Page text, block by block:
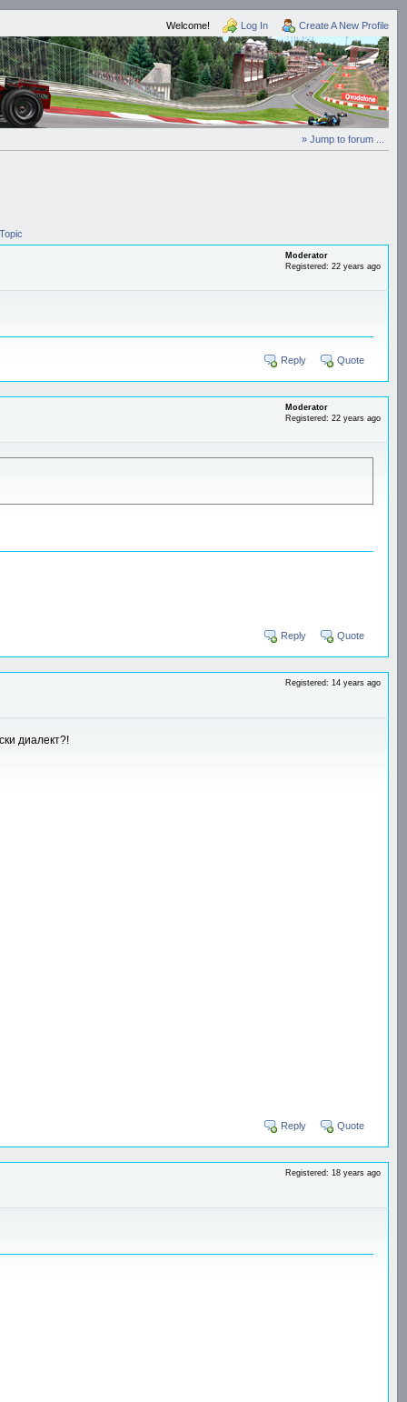
Welcome! Log In Create A New Profile
» Jump to forum ...
Moderator
Registered: 22 years ago
Reply Quote
Moderator
Registered: 22 years ago
Reply Quote
Registered: 14 years ago
диалект?!
Reply Quote
Registered: 18 years ago